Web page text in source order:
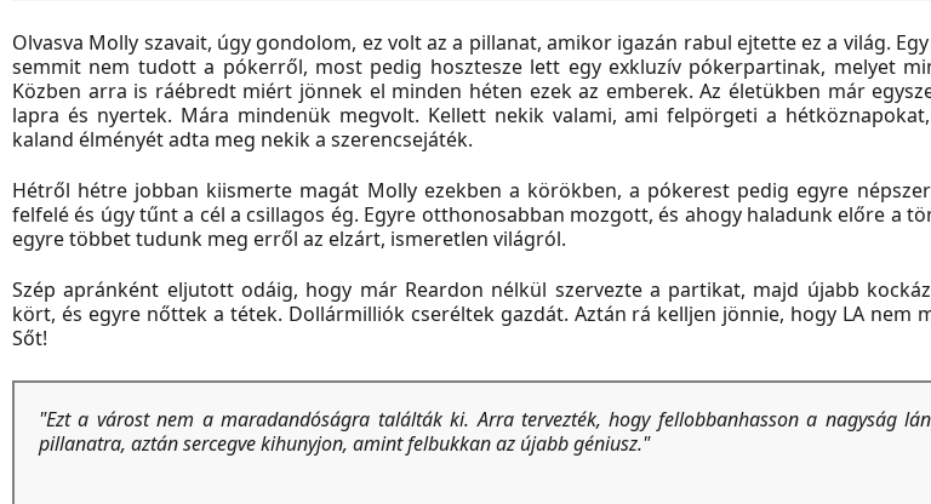
Olvasva Molly szavait, úgy gondolom, ez volt az a pillanat, amikor igazán rabul ejtette ez a világ.
semmit nem tudott a pókerről, most pedig hosztesze lett egy exkluzív pókerpartinak, melyet
Közben arra is ráébredt miért jönnek el minden héten ezek az emberek. Az életükben már
lapra és nyertek. Mára mindenük megvolt. Kellett nekik valami, ami felpörgeti a
kaland élményét adta meg nekik a szerencsejáték.
Hétről hétre jobban kiismerte magát Molly ezekben a körökben, a pókerest pedig egyre
felfelé és úgy tűnt a cél a csillagos ég. Egyre otthonosabban mozgott, és ahogy haladunk előre a
egyre többet tudunk meg erről az elzárt, ismeretlen világról.
Szép apránként eljutott odáig, hogy már Reardon nélkül szervezte a partikat, majd újabb
kört, és egyre nőttek a tétek. Dollármilliók cseréltek gazdát. Aztán rá kelljen jönnie, hogy LA nem
Sőt!
"Ezt a várost nem a maradandóságra találták ki. Arra tervezték, hogy fellobbanhasson a nagyság
pillanatra, aztán sercegve kihunyjon, amint felbukkan az újabb géniusz."